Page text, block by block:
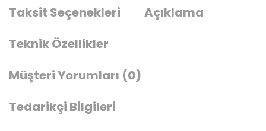
Taksit Seçenekleri
Açıklama
Teknik Özellikler
Müşteri Yorumları (0)
Tedarikçi Bilgileri